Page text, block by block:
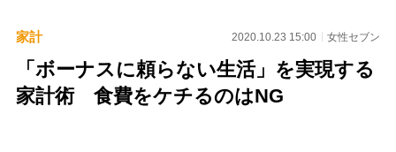
家計 2020.10.23 15:00 女性セブン
「ボーナスに頼らない生活」を実現する
家計術 食費をケチるのはNG